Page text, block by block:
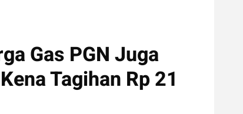
Gas PGN Juga
Tagihan Rp 21